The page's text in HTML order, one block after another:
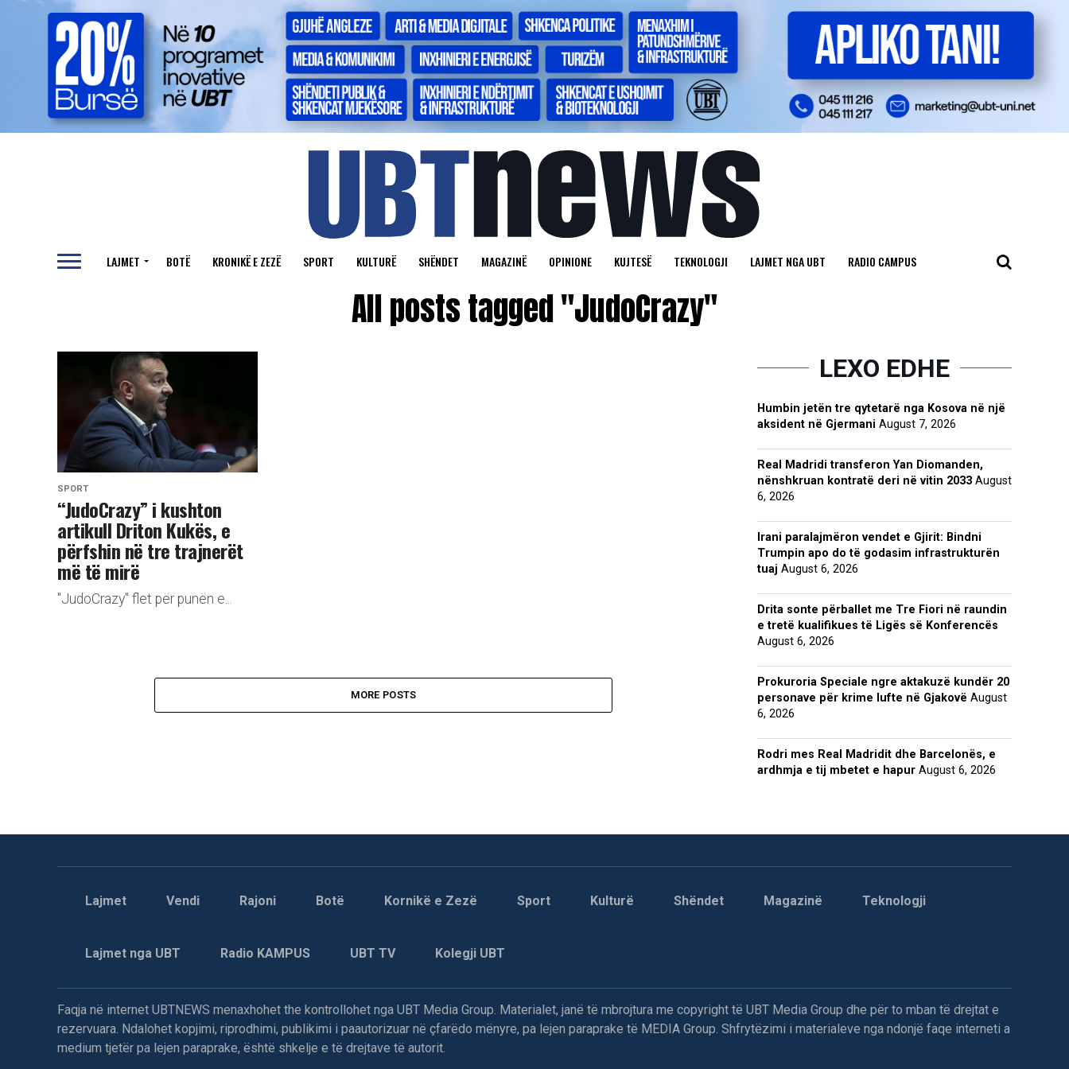
LAJMET BOTË KRONIKË E ZEZË SPORT KULTURË SHËNDET MAGAZINË OPINIONE KUJTESË TEKNOLOGJI LAJMET NGA UBT RADIO CAMPUS
All posts tagged "JudoCrazy"
SPORT
“JudoCrazy” i kushton
artikull Driton Kukës, e
përfshin në tre trajnerët
më të mirë
"JudoCrazy" flet për punën e...
MORE POSTS
LEXO EDHE
Humbin jetën tre qytetarë nga Kosova në një
aksident në Gjermani August 7, 2026
Real Madridi transferon Yan Diomanden,
nënshkruan kontratë deri në vitin 2033 August
6, 2026
Irani paralajmëron vendet e Gjirit: Bindni
Trumpin apo do të godasim infrastrukturën
tuaj August 6, 2026
Drita sonte përballet me Tre Fiori në raundin
e tretë kualifikues të Ligës së Konferencës
August 6, 2026
Prokuroria Speciale ngre aktakuzë kundër 20
personave për krime lufte në Gjakovë August
6, 2026
Rodri mes Real Madridit dhe Barcelonës, e
ardhmja e tij mbetet e hapur August 6, 2026
Lajmet Vendi Rajoni Botë Kornikë e Zezë Sport Kulturë Shëndet Magazinë Teknologji
Lajmet nga UBT Radio KAMPUS UBT TV Kolegji UBT
Faqja në internet UBTNEWS menaxhohet the kontrollohet nga UBT Media Group. Materialet, janë të mbrojtura me copyright të UBT Media Group dhe për to mban të drejtat e
rezervuara. Ndalohet kopjimi, riprodhimi, publikimi i paautorizuar në çfarëdo mënyre, pa lejen paraprake të MEDIA Group. Shfrytëzimi i materialeve nga ndonjë faqe interneti a
medium tjetër pa lejen paraprake, është shkelje e të drejtave të autorit.